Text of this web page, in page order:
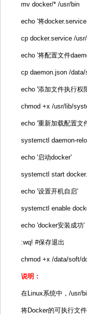
mv docker/* /usr/bin
echo '将
cp docker.service /
echo '将配置文件
cp daemon.json /
echo '添加文件执行权
chmod +x /usr/lib/
echo '重新加载配置文
systemctl daemon-
echo '启动docker'
systemctl start
echo '设置开机自启'
systemctl enable
echo 'docker安装成功'
:wq! #保存退出
chmod +x /data/soft/
说明：
在Linux系统中，/usr/
将Docker的可执行文